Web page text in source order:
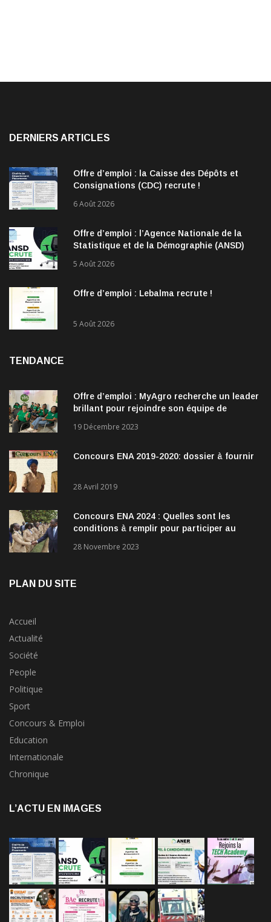
DERNIERS ARTICLES
Offre d’emploi : la Caisse des Dépôts et
Consignations (CDC) recrute !
6 Août 2026
Offre d’emploi : l’Agence Nationale de la
Statistique et de la Démographie (ANSD)
5 Août 2026
Offre d’emploi : Lebalma recrute !
5 Août 2026
TENDANCE
Offre d’emploi : MyAgro recherche un leader
brillant pour rejoindre son équipe de
19 Décembre 2023
Concours ENA 2019-2020: dossier à fournir
28 Avril 2019
Concours ENA 2024 : Quelles sont les
conditions à remplir pour participer au
28 Novembre 2023
PLAN DU SITE
Accueil
Actualité
Société
People
Politique
Sport
Concours & Emploi
Education
Internationale
Chronique
L’ACTU EN IMAGES